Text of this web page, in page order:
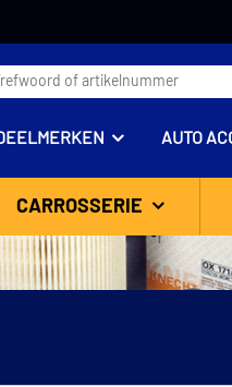
AUTO
CARROSSERIE